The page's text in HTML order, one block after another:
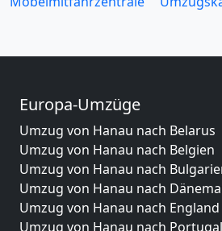
Europa-Umzüge
Umzug von Hanau nach Belarus
Umzug von Hanau nach Belgien
Umzug von Hanau nach
Umzug von Hanau nach
Umzug von Hanau nach England
Umzug von Hanau nach Portugal